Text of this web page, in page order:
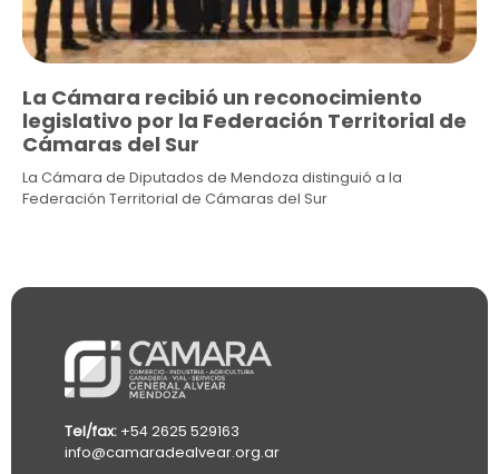
La Cámara recibió un reconocimiento
legislativo por la Federación Territorial de
Cámaras del Sur
La Cámara de Diputados de Mendoza distinguió a la
Federación Territorial de Cámaras del Sur
Tel/fax: +54 2625 529163
info@camaradealvear.org.ar